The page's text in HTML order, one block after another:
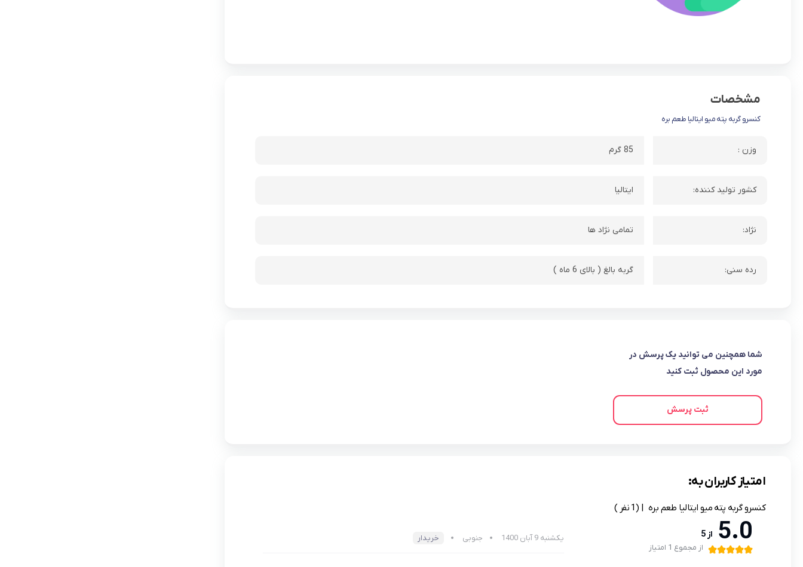
مشخصات
کنسرو گربه پته میو ایتالیا طعم بره
وزن : 85 گرم
کشور تولید کننده: ایتالیا
نژاد: تمامی نژاد ها
رده سنی: گربه بالغ ( بالای 6 ماه )
شما همچنین می توانید یک پرسش در
مورد این محصول ثبت کنید
ثبت پرسش
امتیاز کاربران به:
کنسرو گربه پته میو ایتالیا طعم بره | (1 نفر )
5.0 از 5
از مجموع 1 امتیاز
یکشنبه 9 آبان 1400 جنوبی خریدار